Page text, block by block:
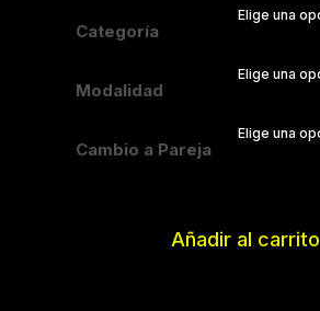
Categoría
Modalidad
Cambio a Pareja
Añadir al carrito